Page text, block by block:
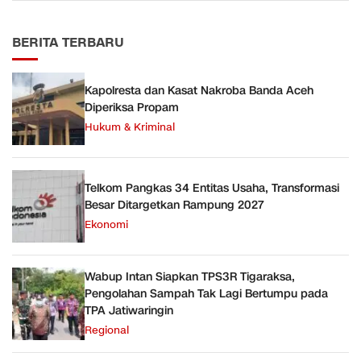
BERITA TERBARU
Kapolresta dan Kasat Nakroba Banda Aceh
Diperiksa Propam
Hukum & Kriminal
Telkom Pangkas 34 Entitas Usaha, Transformasi
Besar Ditargetkan Rampung 2027
Ekonomi
Wabup Intan Siapkan TPS3R Tigaraksa,
Pengolahan Sampah Tak Lagi Bertumpu pada
TPA Jatiwaringin
Regional